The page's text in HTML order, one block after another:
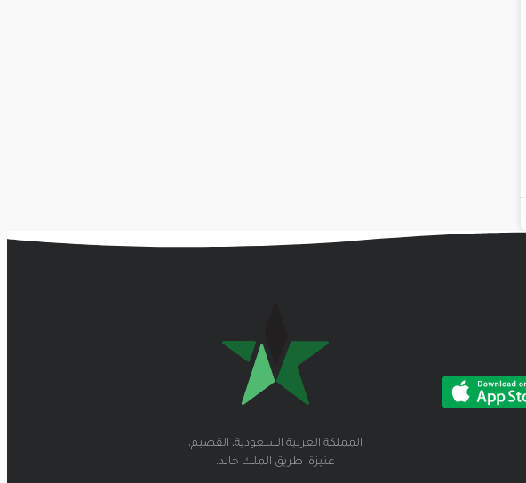
المملكة العربية السعودية، القصيم،
عنيزة، طريق الملك خالد.